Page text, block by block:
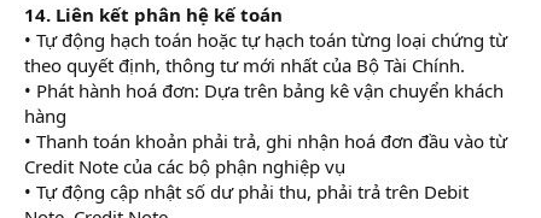
14. Liên kết phân hệ kế toán
• Tự động hạch toán hoặc tự hạch toán từng loại chứng từ
theo quyết định, thông tư mới nhất của Bộ Tài Chính.
• Phát hành hoá đơn: Dựa trên bảng kê vận chuyển khách
hàng
• Thanh toán khoản phải trả, ghi nhận hoá đơn đầu vào từ
Credit Note của các bộ phận nghiệp vụ
• Tự động cập nhật số dư phải thu, phải trả trên Debit